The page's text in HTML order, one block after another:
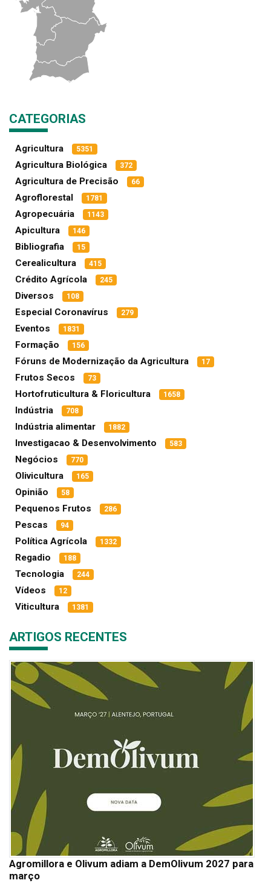
CATEGORIAS
Agricultura 5351
Agricultura Biológica 372
Agricultura de Precisão 66
Agroflorestal 1781
Agropecuária 1143
Apicultura 146
Bibliografia 15
Cerealicultura 415
Crédito Agrícola 245
Diversos 108
Especial Coronavírus 279
Eventos 1831
Formação 156
Fóruns de Modernização da Agricultura 17
Frutos Secos 73
Hortofruticultura & Floricultura 1658
Indústria 708
Indústria alimentar 1882
Investigacao & Desenvolvimento 583
Negócios 770
Olivicultura 165
Opinião 58
Pequenos Frutos 286
Pescas 94
Política Agrícola 1332
Regadio 188
Tecnologia 244
Vídeos 12
Viticultura 1381
ARTIGOS RECENTES
Agromillora e Olivum adiam a DemOlivum 2027 para
março